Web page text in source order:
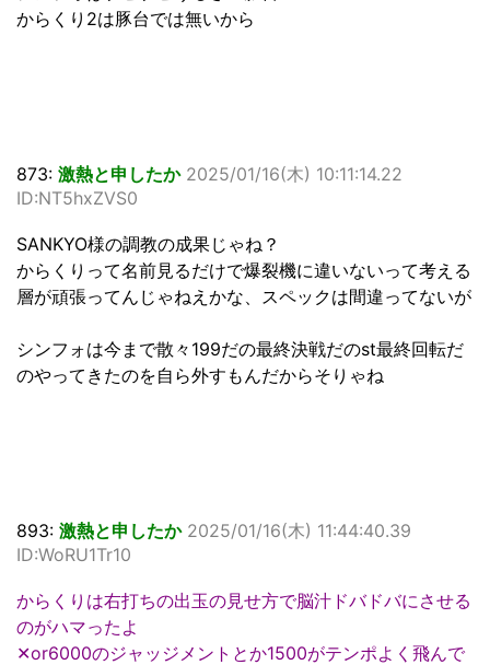
からくり2は豚台では無いから
873: 激熱と申したか 2025/01/16(木) 10:11:14.22
ID:NT5hxZVS0
SANKYO様の調教の成果じゃね？
からくりって名前見るだけで爆裂機に違いないって考える
層が頑張ってんじゃねえかな、スペックは間違ってないが
シンフォは今まで散々199だの最終決戦だのst最終回転だ
のやってきたのを自ら外すもんだからそりゃね
893: 激熱と申したか 2025/01/16(木) 11:44:40.39
ID:WoRU1Tr10
からくりは右打ちの出玉の見せ方で脳汁ドバドバにさせる
のがハマったよ
✕or6000のジャッジメントとか1500がテンポよく飛んで